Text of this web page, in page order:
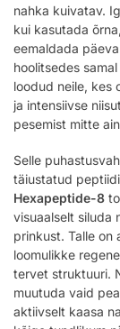
nahka kuivatav.
kui kasutada
eemaldada
hoolitsedes
loodud neile, kes
ja intensiivse
pesemist mitte
Selle
täiustatud
Hexapeptide-8
visuaalselt siluda
prinkust. Talle on
loomulikke
tervet struktuuri.
muutuda vaid
aktiivselt kaasa